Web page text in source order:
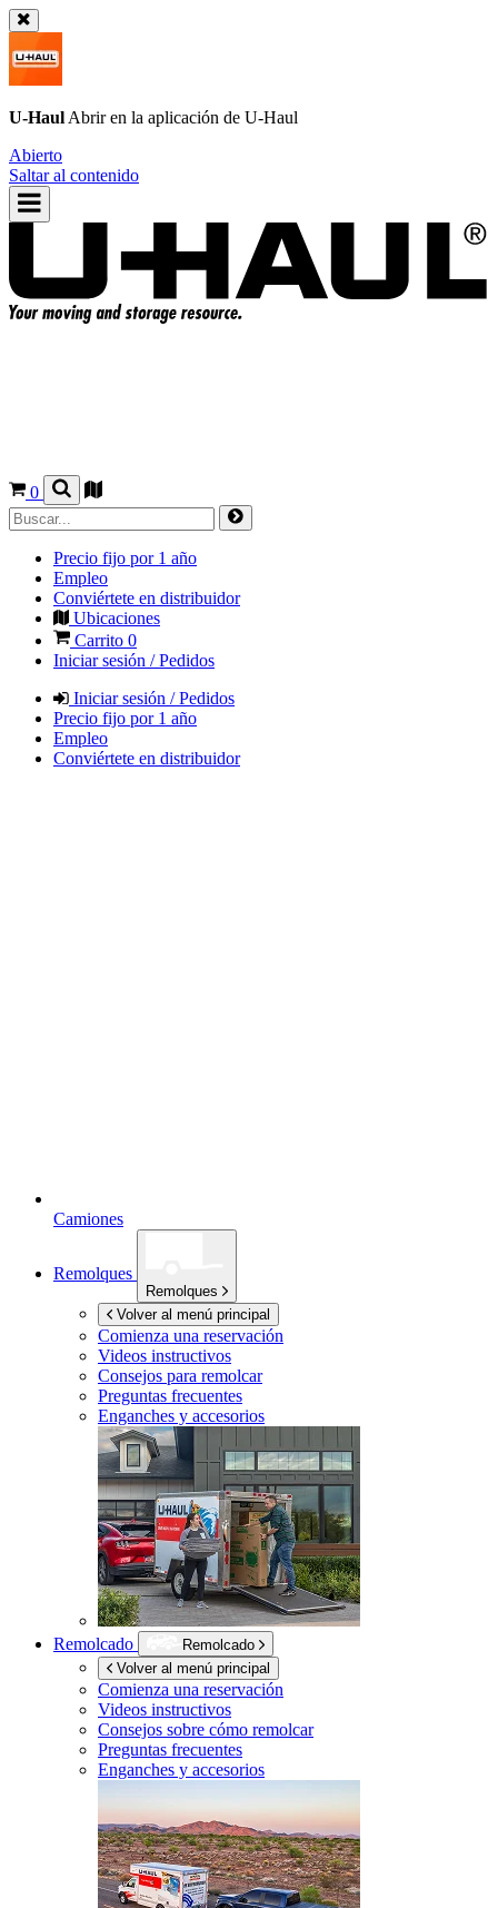
U-Haul Abrir en la aplicación de U-Haul
Abierto
Saltar al contenido
0
Precio fijo por 1 año
Empleo
Conviértete en distribuidor
Ubicaciones
Carrito 0
Iniciar sesión / Pedidos
Iniciar sesión / Pedidos
Precio fijo por 1 año
Empleo
Conviértete en distribuidor
Camiones
Remolques
Remolques
Volver al menú principal
Comienza una reservación
Videos instructivos
Consejos para remolcar
Preguntas frecuentes
Enganches y accesorios
Remolcado
Remolcado
Volver al menú principal
Comienza una reservación
Videos instructivos
Consejos sobre cómo remolcar
Preguntas frecuentes
Enganches y accesorios